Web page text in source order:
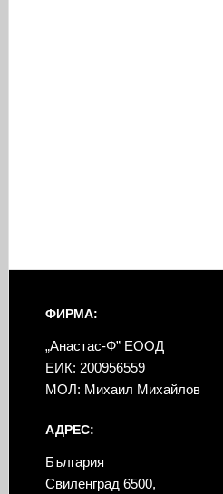
ФИРМА:
„Анастас-Ф” ЕООД
ЕИК: 200956559
МОЛ: Михаил Михайлов
АДРЕС:
България
Свиленград 6500,